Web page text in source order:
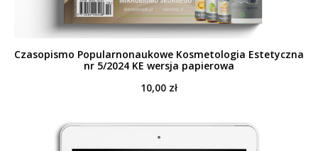
Czasopismo Popularnonaukowe Kosmetologia Estetyczna
nr 5/2024 KE wersja papierowa
10,00 zł